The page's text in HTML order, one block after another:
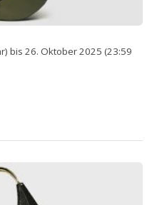
bis 26. Oktober 2025 (23:59